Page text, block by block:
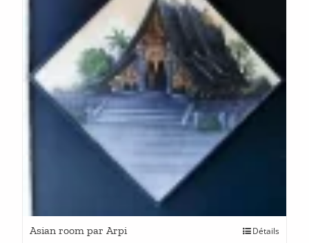
Asian room par Arpi Détails